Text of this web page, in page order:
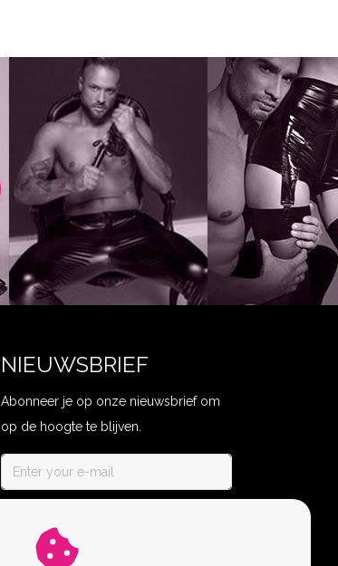
NIEUWSBRIEF
Abonneer je op onze nieuwsbrief om
op de hoogte te blijven.